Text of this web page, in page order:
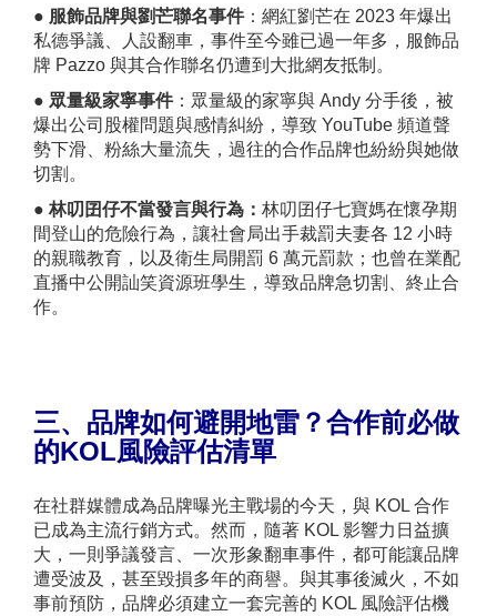
● 服飾品牌與劉芒聯名事件：網紅劉芒在 2023 年爆出
私德爭議、人設翻車，事件至今雖已過一年多，服飾品
牌 Pazzo 與其合作聯名仍遭到大批網友抵制。
● 眾量級家寧事件：眾量級的家寧與 Andy 分手後，被
爆出公司股權問題與感情糾紛，導致 YouTube 頻道聲
勢下滑、粉絲大量流失，過往的合作品牌也紛紛與她做
切割。
● 林叨囝仔不當發言與行為： 林叨囝仔七寶媽在懷孕期
間登山的危險行為，讓社會局出手裁罰夫妻各 12 小時
的親職教育，以及衛生局開罰 6 萬元罰款；也曾在業配
直播中公開訕笑資源班學生，導致品牌急切割、終止合
作。
三、品牌如何避開地雷？合作前必做
的KOL風險評估清單
在社群媒體成為品牌曝光主戰場的今天，與 KOL 合作
已成為主流行銷方式。然而，隨著 KOL 影響力日益擴
大，一則爭議發言、一次形象翻車事件，都可能讓品牌
遭受波及，甚至毀損多年的商譽。與其事後滅火，不如
事前預防，品牌必須建立一套完善的 KOL 風險評估機